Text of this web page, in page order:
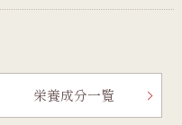
栄養成分一覧